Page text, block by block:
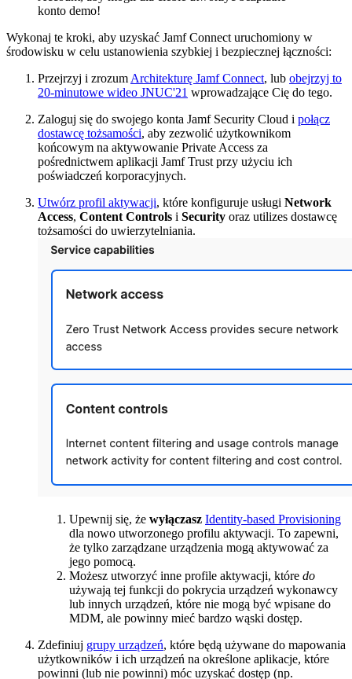
konto demo!
Wykonaj te kroki, aby uzyskać Jamf Connect uruchomiony w
środowisku w celu ustanowienia szybkiej i bezpiecznej łączności:
Przejrzyj i zrozumArchitekturę Jamf Connect, lub obejrzyj to
20-minutowe wideo JNUC'21 wprowadzające Cię do tego.
Zaloguj się do swojego konta Jamf Security Cloud i połącz
dostawcę tożsamości, aby zezwolić użytkownikom
końcowym na aktywowanie Private Access za
pośrednictwem aplikacji Jamf Trust przy użyciu ich
poświadczeń korporacyjnych.
Utwórz profil aktywacji, które konfiguruje usługi Network
Access, Content Controls i Security oraz utilizes dostawcę
tożsamości do uwierzytelniania.
Upewnij się, że wyłączasz Identity-based Provisioning
dla nowo utworzonego profilu aktywacji. To zapewni,
że tylko zarządzane urządzenia mogą aktywować za
jego pomocą.
Możesz utworzyć inne profile aktywacji, które do
używają tej funkcji do pokrycia urządzeń wykonawcy
lub innych urządzeń, które nie mogą być wpisane do
MDM, ale powinny mieć bardzo wąski dostęp.
Zdefiniuj grupy urządzeń, które będą używane do mapowania
użytkowników i ich urządzeń na określone aplikacje, które
powinni (lub nie powinni) móc uzyskać dostęp (np.